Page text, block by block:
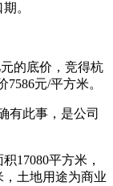
。
的底价，竞得杭
元/平方米。
有此事，是公司
17080平方米，
，土地用途为商业